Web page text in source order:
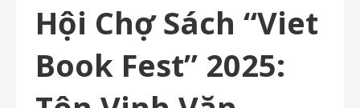
Hội Chợ Sách “Viet
Book Fest” 2025: